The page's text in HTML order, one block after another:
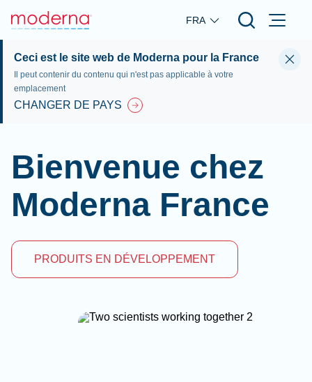
Skip to main content
FRA
Ceci est le site web de Moderna pour la France
Il peut contenir du contenu qui n'est pas applicable à votre
emplacement
CHANGER DE PAYS
Bienvenue chez
Moderna France
PRODUITS EN DÉVELOPPEMENT